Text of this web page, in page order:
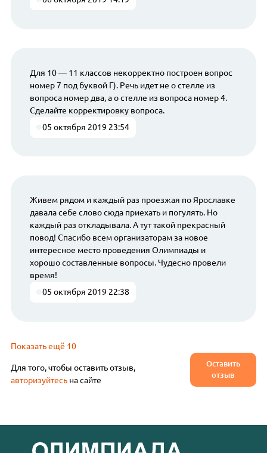
Для 10 — 11 классов некорректно построен вопрос
номер 7 под буквой Г). Речь идет не о стелле из
вопроса номер два, а о стелле из вопроса номер 4.
Сделайте корректировку вопроса.
05 октября 2019 23:54
Живем рядом и каждый раз проезжая по Ярославке
давала себе слово сюда приехать и погулять. Но
каждый раз откладывала. А тут такой прекрасный
повод! Спасибо всем организаторам за новое
интересное место проведения Олимпиады и
хорошо составленные вопросы. Чудесно провели
время!
05 октября 2019 22:38
Показать ещё 10
Для того, чтобы оставить отзыв,
авторизуйтесь на сайте
Оставить
отзыв